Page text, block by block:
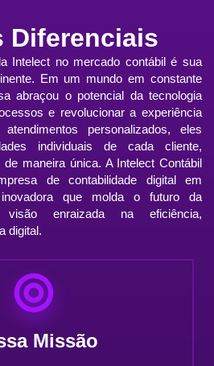
Diferenciais
Intelect no mercado contábil é sua
Em um mundo em constante
abraçou o potencial da tecnologia
e revolucionar a experiência
personalizados, eles
individuais de cada cliente,
maneira única. A Intelect Contábil
de contabilidade digital em
que molda o futuro da
enraizada na eficiência,
digital.
Missão